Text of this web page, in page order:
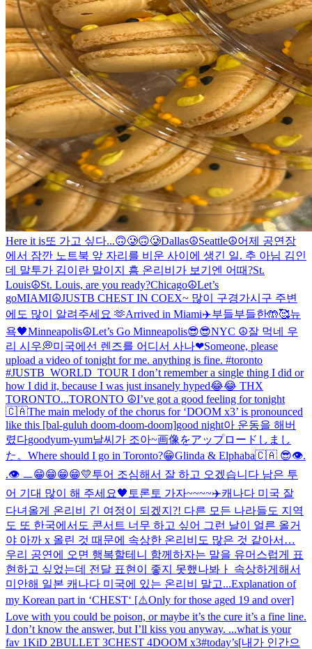
Here it is또 가고 싶다...🙃🥲🙃🥲Dallas☮️Seattle☮️어제 공연장
에서 잠깐 노트북 앞 자리를 비운 사이에 생긴 일. 추 아님 김인
데 말투가 김이란 말이지 흠 온리비가 보기엔 어때?St.
Louis☮️St. Louis, are you ready?Chicago☮️Let’s
goMIAMI☮️JUSTB CHEST IN COEX~ 많이 구경가시구 주변
에도 많이 알려주세요 🫶Arrived in Miami✈️부들부들한🤲🥰뉴
욕🖤Minneapolis☮️Let’s Go Minneapolis😎😎NYC ☮️잘 먹네 우
리 시우💭미국에선 렌즈를 어디서 사나❤Someone, please
upload a video of tonight for me. anything is fine. #toronto
#JUSTB_WORLD_TOUR I don’t remember a single thing I did or
how I did it, because I was just insanely hyped😂😂 THX
TORONTO...TORONTO ☮️I’ve got a good feeling for tonight
🇨🇦The main melody of the chorus for ‘DOOM x3’ is pronounced
like this [bal-guluh doom-doom-doom]good night아 운동을 해버
렸다goodyum-yum날씨가 조아~画像をアップロードしまし
た。 Where should I go in Toronto?😁Glinda & Elphaba🇨🇦 😎👁️.
.👁️ ㅡ😁😁😁😁💛투어 조심해서 잘 하고 오겠습니다 남은 투
어 기대 많이 해 주세요🖤 토론토 가자~~~~✈️캐나다 미국 잘
다녀올게 온리비 긴 여정이 되겠지?! 다른 모든 나라들도 지역
도 또 한국에서도 콘서트 너무 하고 싶어 그런 날이 얼른 올거
야 아까 x 올린 것 때문에 속상한 온리비도 많은 것 같아서…
우리 공연에 오면 행복할테니 함께하자는 말을 유머스럽게 표
현하고 싶었는데 전달 표현이 좋지 못했나봐ㅏ 속상하게해서
미안해 일본 캐나다 미국에 있는 온리비 말고...Explanation of
my Korean part in ‘CHEST‘ [⚠️Only for those aged 19 and over]
Love with you could be poison, or maybe it’s the cure it’s a fine line.
I don’t know the answer, but I’ll kiss you anyway. ...what is your
fav 1KiD 2BULLET 3CHEST 4DOOM x3#today’s[내가 인간으